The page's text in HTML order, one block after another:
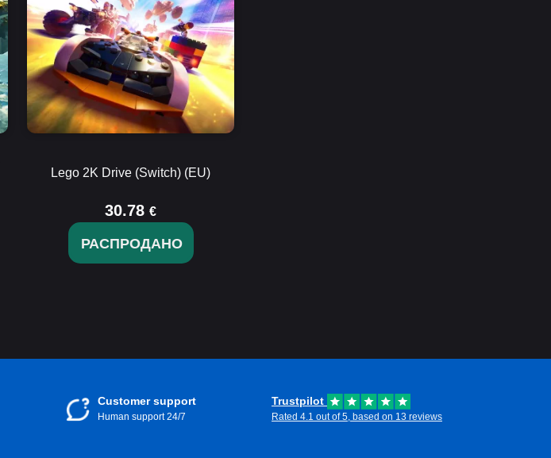
Lego 2K Drive (Switch) (EU)
30.78 €
РАСПРОДАНО
Customer support
Human support 24/7
Trustpilot
Rated 4.1 out of 5, based on 13 reviews